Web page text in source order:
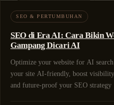
SEO & PERTUMBUHAN
SEO di Era AI: Cara Bikin
Gampang Dicari AI
Optimize your website for AI
your site AI-friendly, boost visibility
and future-proof your SEO strategy